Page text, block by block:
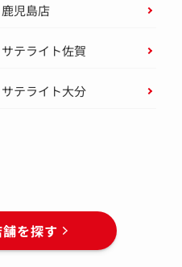
鹿児島店
サテライト佐賀
サテライト大分
を探す